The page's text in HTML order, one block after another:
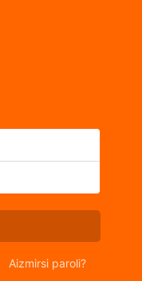
Aizmirsi paroli?